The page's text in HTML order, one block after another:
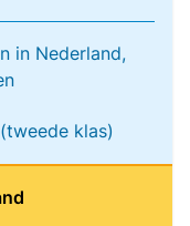
in Nederland,
(tweede klas)